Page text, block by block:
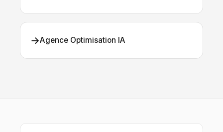
→Agence Optimisation IA